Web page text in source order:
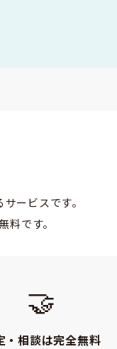
ービスです。
です。
🤝
・相談は完全無料